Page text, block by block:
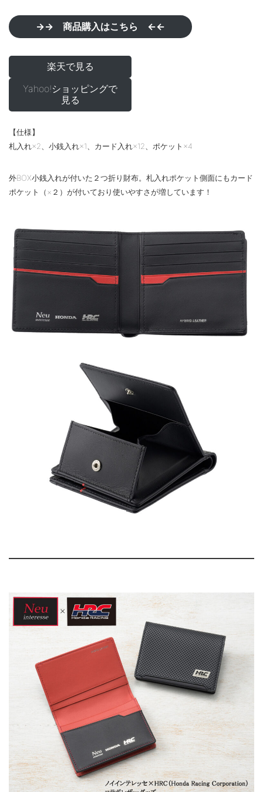
→→ 商品購入はこちら ←←
楽天で見る
Yahoo!ショッピングで
見る
【仕様】
札入れ×2、小銭入れ×1、カード入れ×12、ポケット×4
外BOX小銭入れが付いた２つ折り財布。札入れポケット側面にもカード
ポケット（×２）が付いており使いやすさが増しています！